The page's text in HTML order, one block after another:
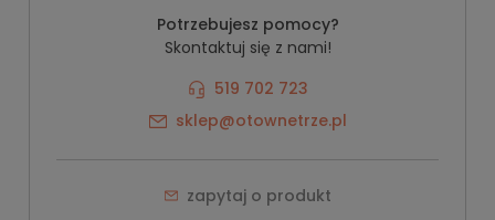
Potrzebujesz pomocy?
Skontaktuj się z nami!
519 702 723
sklep@otownetrze.pl
zapytaj o produkt